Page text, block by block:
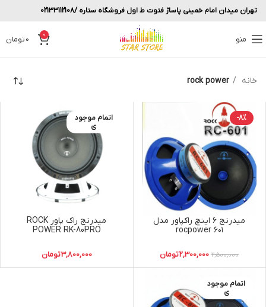
تهران میدان امام خمینی پاساژ فتوت ط اول فروشگاه ستاره /02133112108
منو 0
0تومان
خانه rock power
-8%
میدرنج ۶ اینچ راکپاور مدل
۶۰۱ rocpower
2,500,000
2,300,000تومان
اتمام موجود
ی
میدرنج راک پاور ROCK
POWER RK-80PRO
3,800,000تومان
اتمام موجود
ی